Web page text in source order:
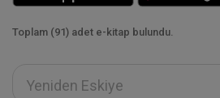
Toplam (91) adet e-kitap bulundu.
Yeniden Eskiye